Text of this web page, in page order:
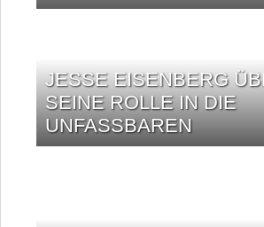
JESSE EISENBERG
SEINE ROLLE IN DIE
UNFASSBAREN